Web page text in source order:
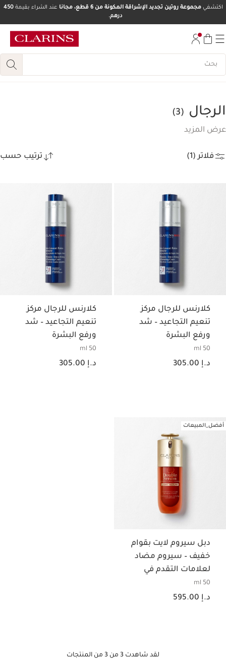
انتقل إلى أسفل الصفحة
اكتشفيمجموعة روتين تجديد الإشراقة المكونة من 6 قطع، مجانا عند الشراء بقيمة450
درهم.
الرجال (3)
عرض المزيد
فلاتر (1) ترتيب حسب
كلارنس للرجال مركز
تنعيم التجاعيد – شد
ورفع البشرة
50 ml
السعر الحالي هو د.إ 305.00
د.إ 305.00
كلارنس للرجال مركز
تنعيم التجاعيد – شد
ورفع البشرة
50 ml
السعر الحالي هو د.إ 305.00
د.إ 305.00
أفضل_المبيعات
دبل سيروم لايت بقوام
خفيف – سيروم مضاد
لعلامات التقدم في
السن
50 ml
السعر الحالي هو د.إ 595.00
د.إ 595.00
لقد شاهدت 3 من 3 من المنتجات